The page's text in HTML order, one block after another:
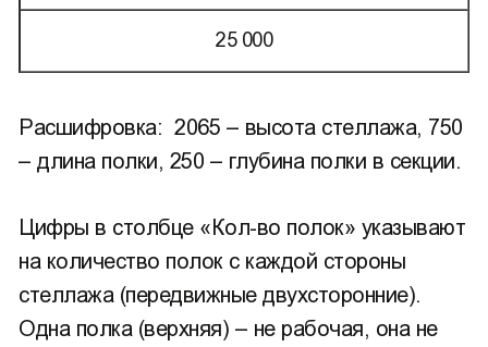
25 000
Расшифровка: 2065 – высота стеллажа, 750
– длина полки, 250 – глубина полки в секции.
Цифры в столбце «Кол-во полок» указывают
на количество полок с каждой стороны
стеллажа (передвижные двухсторонние).
Одна полка (верхняя) – не рабочая, она не